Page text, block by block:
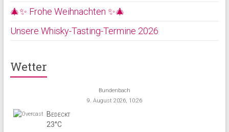
🎄✨ Frohe Weihnachten ✨🎄
Unsere Whisky-Tasting-Termine 2026
Wetter
Bundenbach
9. August 2026, 10:26
Bedeckt
23°C